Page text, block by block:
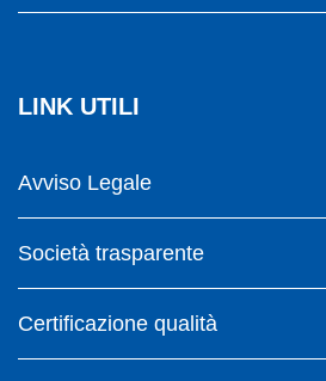
LINK UTILI
Avviso Legale
Società trasparente
Certificazione qualità